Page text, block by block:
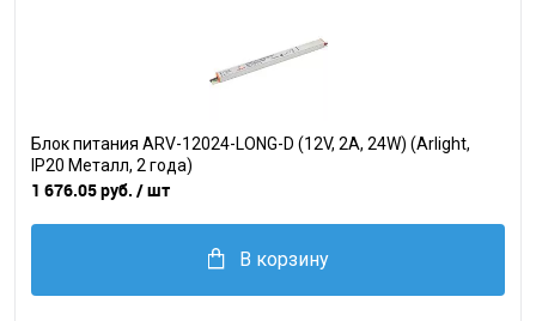
Блок питания ARV-12024-LONG-D (12V, 2A, 24W) (Arlight,
IP20 Металл, 2 года)
1 676.05 руб. / шт
В корзину